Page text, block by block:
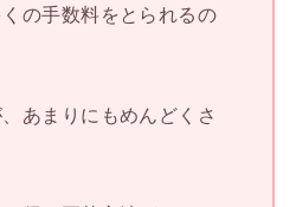
の手数料をとられるの
あまりにもめんどくさ